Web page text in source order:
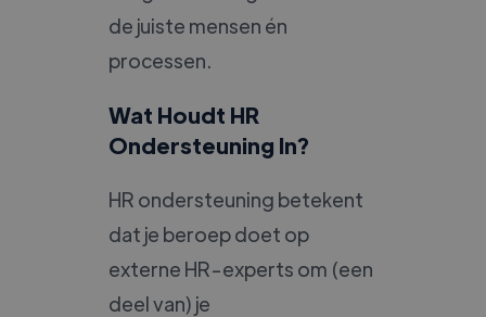
de juiste mensen én
processen.
Wat Houdt HR
Ondersteuning In?
HR ondersteuning betekent
dat je beroep doet op
externe HR-experts om (een
deel van) je